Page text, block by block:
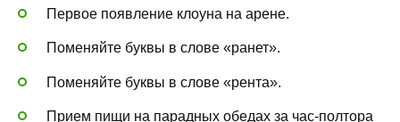
Первое появление клоуна на арене.
Поменяйте буквы в слове «ранет».
Поменяйте буквы в слове «рента».
Прием пищи на парадных обедах за час-полтора